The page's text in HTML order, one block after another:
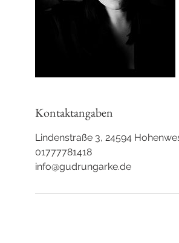
Kontaktangaben
Lindenstraße 3, 24594
01777781418
info@gudrungarke.de